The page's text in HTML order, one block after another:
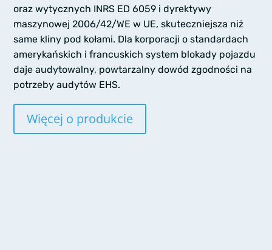
oraz wytycznych INRS ED 6059 i dyrektywy
maszynowej 2006/42/WE w UE, skuteczniejsza niż
same kliny pod kołami. Dla korporacji o standardach
amerykańskich i francuskich system blokady pojazdu
daje audytowalny, powtarzalny dowód zgodności na
potrzeby audytów EHS.
Więcej o produkcie